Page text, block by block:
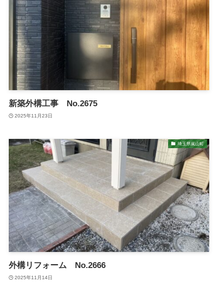
新築外構工事 No.2675
2025年11月23日
埼玉県嵐山町
外構リフォーム No.2666
2025年11月14日